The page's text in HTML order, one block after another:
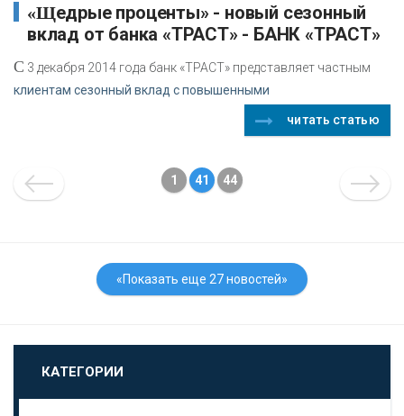
«Щедрые проценты» - новый сезонный
вклад от банка «ТРАСТ» - БАНК «ТРАСТ»
С 3 декабря 2014 года банк «ТРАСТ» представляет частным
клиентам сезонный вклад с повышенными
читать статью
1 41 44
«Показать еще 27 новостей»
КАТЕГОРИИ